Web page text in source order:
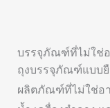
บรรจุภัณฑ์ที่ไม่ใช่
ถุงบรรจุภัณฑ์แบบ
ผลิตภัณฑ์ที่ไม่ใช่อ